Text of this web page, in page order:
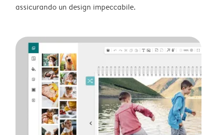
assicurando un design impeccabile.